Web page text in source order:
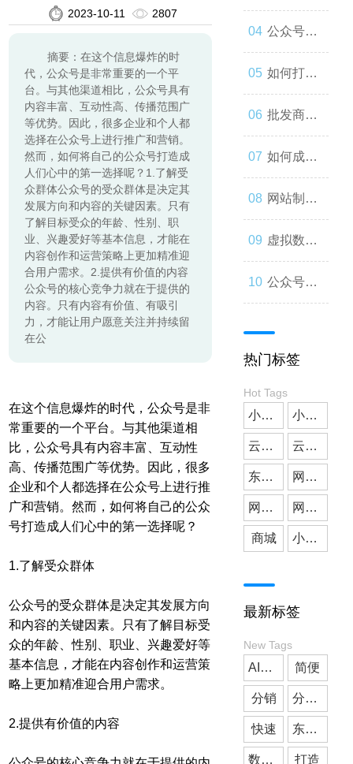
2023-10-11 2807
摘要：在这个信息爆炸的时
代，公众号是非常重要的一个平
台。与其他渠道相比，公众号具有
内容丰富、互动性高、传播范围广
等优势。因此，很多企业和个人都
选择在公众号上进行推广和营销。
然而，如何将自己的公众号打造成
人们心中的第一选择呢？1.了解受
众群体公众号的受众群体是决定其
发展方向和内容的关键因素。只有
了解目标受众的年龄、性别、职
业、兴趣爱好等基本信息，才能在
内容创作和运营策略上更加精准迎
合用户需求。2.提供有价值的内容
公众号的核心竞争力就在于提供的
内容。只有内容有价值、有吸引
力，才能让用户愿意关注并持续留
在公
在这个信息爆炸的时代，公众号是非
常重要的一个平台。与其他渠道相
比，公众号具有内容丰富、互动性
高、传播范围广等优势。因此，很多
企业和个人都选择在公众号上进行推
广和营销。然而，如何将自己的公众
号打造成人们心中的第一选择呢？
1.了解受众群体
公众号的受众群体是决定其发展方向
和内容的关键因素。只有了解目标受
众的年龄、性别、职业、兴趣爱好等
基本信息，才能在内容创作和运营策
略上更加精准迎合用户需求。
2.提供有价值的内容
世界联系
起来
的网站
人：技术
与人类事
务的交错
公众号开
发：如何
让你的公
众号成为
人们心中
的第一选
择
如何打造
一个优秀
的分销商
城？
批发商
城：为什
么您应该
考虑加
入？
如何成为
微信小程
序开发高
手？
网站制作
流程与技
巧
虚拟数字
人：从奇
现实
公众号开
一款受欢
迎的社交
媒体应用
热门标签
Hot Tags
小微公司 小程序开发
云派网络 云派小程序开发
东莞小程序开发 网站建设
网站搭建 网站开发
商城 小程序商城
最新标签
New Tags
AI客服 简便
分销 分销商城
快速 东莞小程序开发
数字人 打造